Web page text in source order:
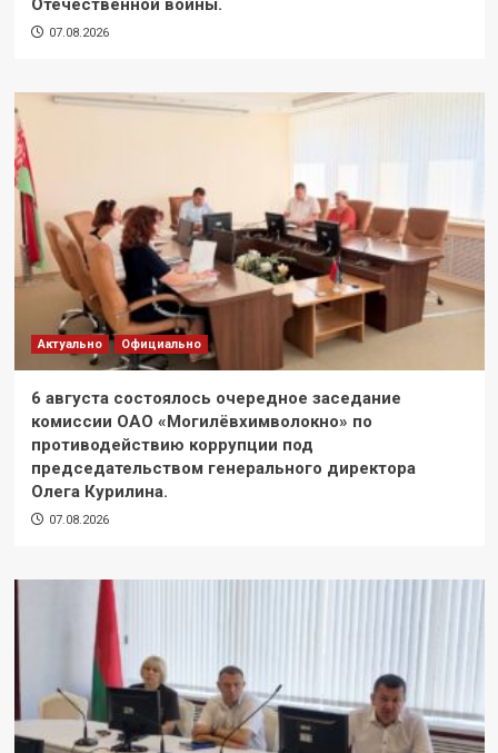
Отечественной войны.
07.08.2026
Актуально Официально
6 августа состоялось очередное заседание
комиссии ОАО «Могилёвхимволокно» по
противодействию коррупции под
председательством генерального директора
Олега Курилина.
07.08.2026